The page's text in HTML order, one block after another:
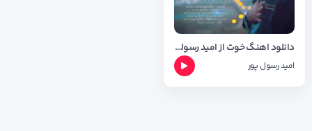
دانلود اهنگ خوت از امید رسولپور + شعر اهنگ
امید رسول پور